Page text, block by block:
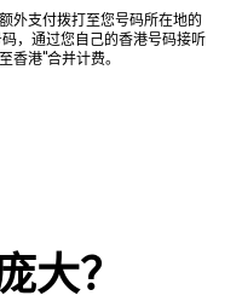
外支付拨打至您号码所在地的
，通过您自己的香港号码接听
香港"合并计费。
大？